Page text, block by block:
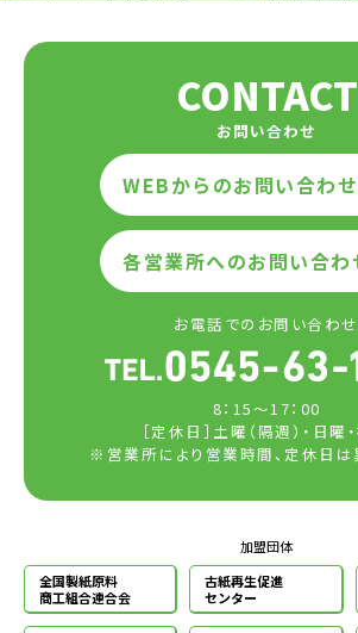
CONTACT
お問い合わせ
WEBからのお問い合わせ
各営業所へのお問い合わ
お電話でのお問い合わせ
8：15～17：00
［定休日］土曜（隔週）・日曜
※営業所により営業時間、定休日は
加盟団体
全国製紙原料
商工組合連合会
古紙再生促進
センター